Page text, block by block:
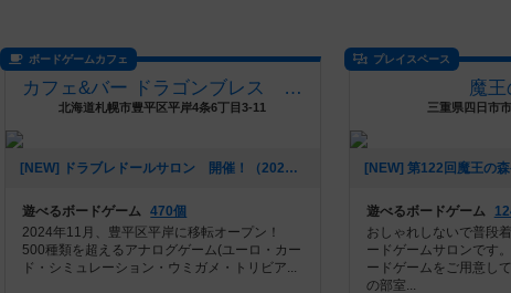
ボードゲームカフェ
カフェ&バー ドラゴンブレス BOARDGAME+TRPG
北海道札幌市豊平区平岸4条6丁目3-11
[NEW] ドラブレドールサロン 開催！（2026年06月24日 23時36分）
遊べるボードゲーム 470個
2024年11月、豊平区平岸に移転オープン！
500種類を超えるアナログゲーム(ユーロ・カー
ド・シミュレーション・ウミガメ・トリビア...
プレイスペース
魔王
三重県四日市
遊べるボードゲーム
おしゃれしないで普段
ードゲームサロンです
ードゲームをご用意し
の部室...